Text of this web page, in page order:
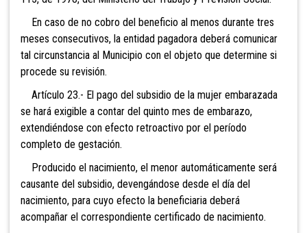
En caso de no cobro del beneficio al menos durante tres
meses consecutivos, la entidad pagadora deberá comunicar
tal circunstancia al Municipio con el objeto que determine si
procede su revisión.
Artículo 23.- El pago del subsidio de la mujer embarazada
se hará exigible a contar del quinto mes de embarazo,
extendiéndose con efecto retroactivo por el período
completo de gestación.
Producido el nacimiento, el menor automáticamente será
causante del subsidio, devengándose desde el día del
nacimiento, para cuyo efecto la beneficiaria deberá
acompañar el correspondiente certificado de nacimiento.